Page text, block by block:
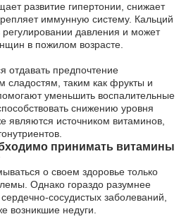
развитие гипертонии, снижает
иммунную систему. Кальций
давления и может
в пожилом возрасте.
отдавать предпочтение
сладостям, таким как фрукты и
уменьшить воспалительные
снижению уровня
являются источником витаминов,
принимать витамины
о своем здоровье только
Однако гораздо разумнее
сосудистых заболеваний,
возникшие недуги.